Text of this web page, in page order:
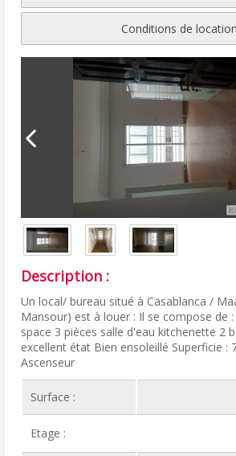
Conditions de location
Description :
Un local/ bureau situé à Casablanca /
Mansour) est à louer : Il se compose de
space 3 pièces salle d'eau kitchenette 2
excellent état Bien ensoleillé Superficie :
Ascenseur
Surface :
Etage :